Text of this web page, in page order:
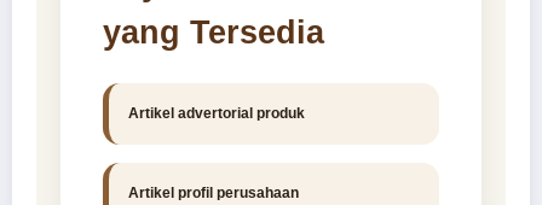
yang Tersedia
Artikel advertorial produk
Artikel profil perusahaan